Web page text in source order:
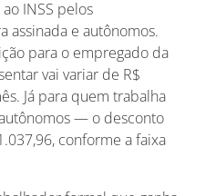
INSS pelos
assinada e autônomos.
para o empregado da
vai variar de R$
Já para quem trabalha
— o desconto
conforme a faixa